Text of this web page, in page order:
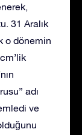
31 Aralık
o dönemin
adı
ve